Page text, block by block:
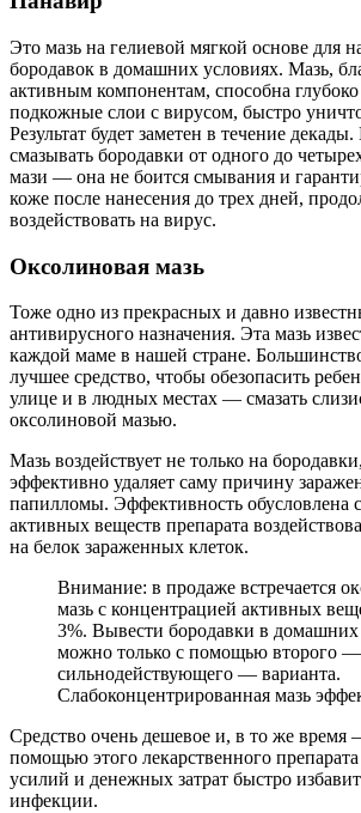
Это мазь на гелиевой мягкой основе для
бородавок в домашних условиях. Мазь,
активным компонентам, способна глубоко
подкожные слои с вирусом, быстро
Результат будет заметен в течение
смазывать бородавки от одного до
мази — она не боится смывания и
коже после нанесения до трех дней,
воздействовать на вирус.
Оксолиновая мазь
Тоже одно из прекрасных и давно
антивирусного назначения. Эта мазь
каждой маме в нашей стране.
лучшее средство, чтобы обезопасить
улице и в людных местах — смазать
оксолиновой мазью.
Мазь воздействует не только на
эффективно удаляет саму причину
папилломы. Эффективность обусловлена
активных веществ препарата
на белок зараженных клеток.
Внимание: в продаже встречается
мазь с концентрацией активных
3%. Вывести бородавки в домашних
можно только с помощью второго —
сильнодействующего — варианта.
Слабоконцентрированная мазь
Средство очень дешевое и, в то же
помощью этого лекарственного
усилий и денежных затрат быстро
инфекции.